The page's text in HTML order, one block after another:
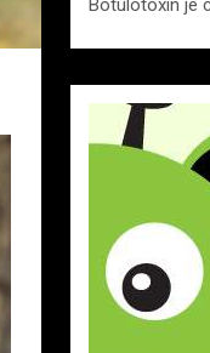
Botulotoxin je